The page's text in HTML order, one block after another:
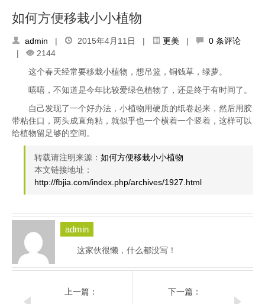
如何方便移栽小小植物
admin | 2015年4月11日 | 更美 |
0 条评论
|
2144
这个春天经常要移栽小植物，想吊篮，铜钱草，绿萝。
嘻嘻，不知道是今年比较爱绿色植物了，还是终于有时间了。
自己发现了一个好办法，小植物用硬质的纸卷起来，然后用胶
带粘住口，两头成直角粘，就似乎也一个横着一个竖着，这样可以
给植物留足够的空间。
转载请注明来源： 如何方便移栽小小植物
本文链接地址：
http://fbjia.com/index.php/archives/1927.html
admin
这家伙很懒，什么都没写！
上一篇：
下一篇：